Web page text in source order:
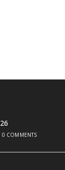
0 COMMENTS